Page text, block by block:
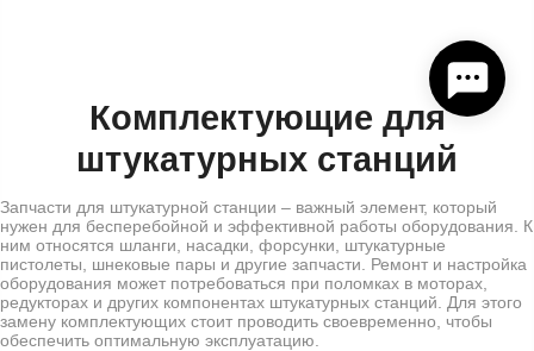
Комплектующие для
штукатурных станций
Запчасти для штукатурной станции – важный элемент, который
нужен для бесперебойной и эффективной работы оборудования. К
ним относятся шланги, насадки, форсунки, штукатурные
пистолеты, шнековые пары и другие запчасти. Ремонт и настройка
оборудования может потребоваться при поломках в моторах,
редукторах и других компонентах штукатурных станций. Для этого
замену комплектующих стоит проводить своевременно, чтобы
обеспечить оптимальную эксплуатацию.